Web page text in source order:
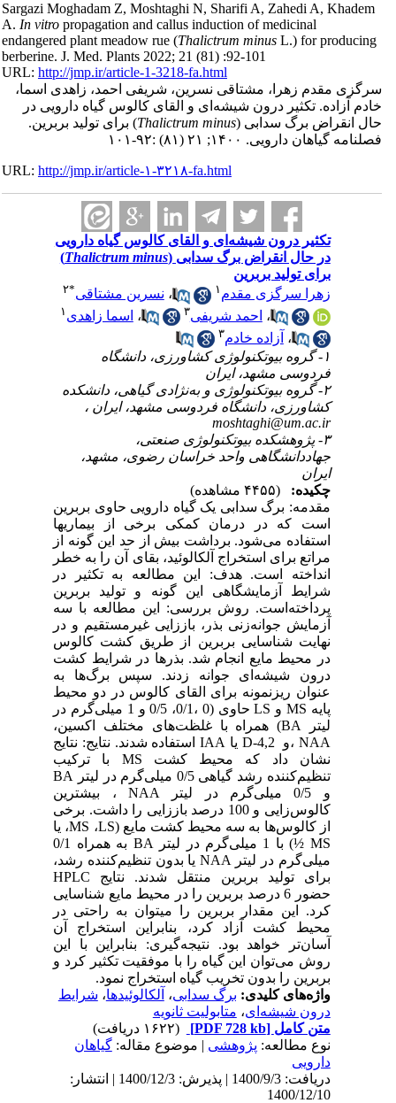
Sargazi Moghadam Z, Moshtaghi N, Sharifi A, Zahedi A, Khadem
A.In vitropropagation and callus induction of medicinal
endangered plant meadow rue (Thalictrum minus L.) for
berberine. J. Med. Plants 2022; 21 (81) :92-101
URL:http://jmp.ir/article-1-3218-fa.html
مقدم زهرا، مشتاقی نسرین، شریفی احمد، زاهدی اسما،
آزاده. تکثیر درون شیشه‌ای و القای کالوس گیاه دارویی در
انقراض برگ سدابی (Thalictrum minus) برای تولید بربرین.
گياهان دارویی. ۱۴۰۰; ۲۱ (۸۱) :۹۲-۱۰۱
URL:http://jmp.ir/article-۱-۳۲۱۸-fa.html
تکثیر درون شیشه‌ای و القای کالوس گیاه دارویی
در حال انقراض برگ سدابی (Thalictrum minus
)
برای تولید بربرین
زهرا سرگزی مقدم۱ ،نسرین مشتاقی*۲
،احمد شریفی ۳ ،اسما زاهدی۱
،آزاده خادم ۳
۱- گروه بیوتکنولوژی کشاورزی، دانشگاه
فردوسی مشهد، ایران
۲- گروه بیوتکنولوژی و به‌نژادی گیاهی، دانشکده
کشاورزی، دانشگاه فردوسی مشهد، ایران ،
moshtaghi@um.ac.ir
۳- پژوهشکده بیوتکنولوژی صنعتی،
جهاددانشگاهی واحد خراسان رضوی، مشهد،
ایران
چکیده:
(۴۴۵۵ مشاهده)
مقدمه: برگ سدابی یک گیاه دارویی حاوی بربرین
است که در درمان کمکی برخی از بیماریها
استفاده می‌شود. برداشت بیش از حد این گونه از
مراتع برای استخراج آلکالوئید، بقای آن را به خطر
انداخته است. هدف: این مطالعه به تکثیر در
شرایط آزمایشگاهی این گونه و تولید بربرین
پرداخته‌است. روش بررسی: این مطالعه‌ با سه‌
آزمایش جوانه‌زنی بذر، باززایی غیرمستقیم و در
نهایت شناسایی بربرین از طریق کشت کالوس
در محیط مایع انجام شد. بذرها در شرایط کشت
درون شیشه‌ای جوانه زدند. سپس برگ‌ها به
عنوان ریزنمونه برای القای کالوس در دو محیط
پایه MS و LS حاوی (0 ،0/1، 0/5 و 1 میلی‌گرم در
لیتر BA) همراه با غلظت‌های مختلف اکسین،
NAA ،و D-4,2 یا IAA استفاده شدند. نتایج: نتایج
نشان داد که محیط کشت MS با ترکیب
تنظیم‌کننده رشد گیاهی 0/5 میلی‌گرم در لیتر BA
و 0/5 میلی‌گرم در لیتر NAA ، بیشترین
کالوس‌زایی و 100 درصد باززایی را داشت. برخی
از کالوس‌ها به سه‌ محیط کشت مایع (MS ،LS، یا
MS ½) با 1 میلی‌گرم در لیتر BA به همراه 0/1
میلی‌گرم در لیتر NAA یا بدون تنظیم‌کننده رشد،
برای تولید بربرین منتقل شدند. نتایج HPLC
حضور 6 درصد بربرین را در محیط مایع شناسایی
کرد. این مقدار بربرین را میتوان به راحتی در
محیط کشت آزاد کرد، بنابراین استخراج آن
آسان‌تر خواهد بود. نتیجه‌گیری: بنابراین با این
روش می‌توان این گیاه را با موفقیت تکثیر کرد و
بربرین را بدون تخریب گیاه استخراج نمود.
واژه‌های کلیدی:برگ سدابی،آلکالوئیدها،شرایط
درون شیشه‌‎ای
، متابولیت ثانویه
متن کامل[PDF 728 kb]
(۱۶۲۲ دریافت)
نوع مطالعه:پژوهشی| موضوع مقاله:گياهان
دارویی
دریافت: 1400/9/3 | پذیرش: 1400/12/3 | انتشار:
1400/12/10